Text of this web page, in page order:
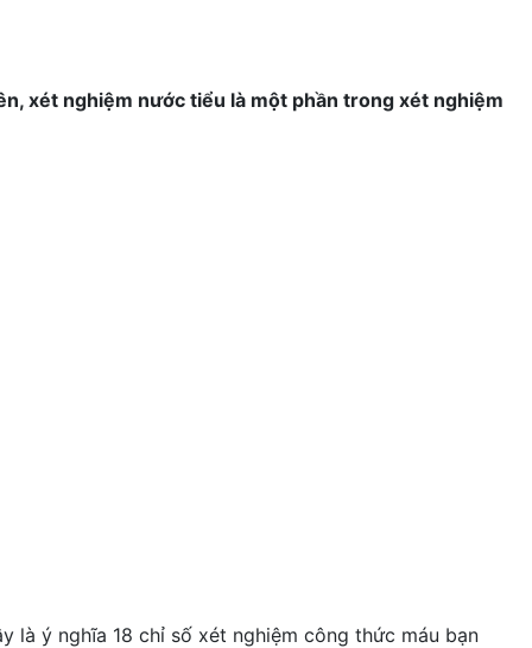
xét nghiệm nước tiểu là một phần trong xét nghiệm
là ý nghĩa 18 chỉ số xét nghiệm công thức máu bạn